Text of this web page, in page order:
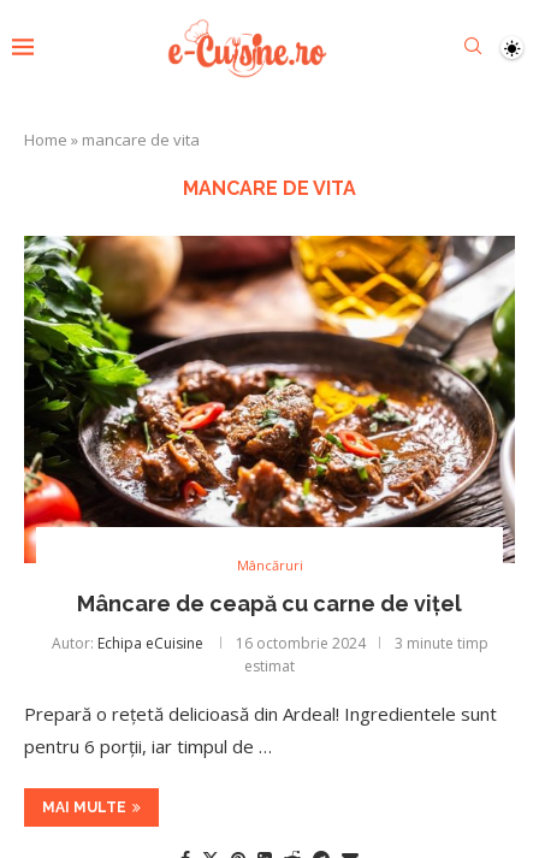
Home » mancare de vita
MANCARE DE VITA
Mâncăruri
Mâncare de ceapă cu carne de vițel
Autor: Echipa eCuisine 16 octombrie 2024
3 minute timp
estimat
Prepară o rețetă delicioasă din Ardeal! Ingredientele sunt
pentru 6 porții, iar timpul de …
MAI MULTE